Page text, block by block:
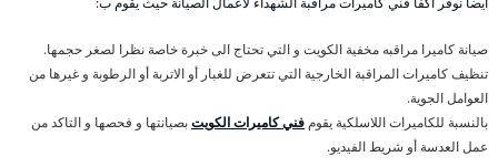
صيانة كاميرا مراقبه مخفية الكويت و التي تحتاج الى خبرة خاصة نظرا لصغر حجمها.
تنظيف كاميرات المراقبة الخارجية التي تتعرض للغبار أو الاتربة أو الرطوبة و غيرها من
العوامل الجوية.
بالنسبة للكاميرات اللاسلكية يقوم فني كاميرات الكويتبصيانتها و فحصها و التاكد من
عمل العدسة أو شريط الفيديو.